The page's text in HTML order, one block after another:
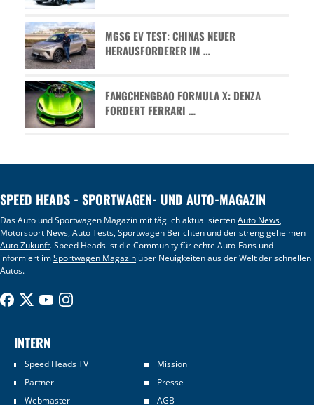
MGS6 EV TEST: CHINAS NEUER
HERAUSFORDERER IM …
FANGCHENGBAO FORMULA X: DENZA
FORDERT FERRARI …
SPEED HEADS - SPORTWAGEN- UND AUTO-MAGAZIN
Das Auto und Sportwagen Magazin mit täglich aktualisiertenAuto News,
Motorsport News,Auto Tests, Sportwagen Berichten und der streng geheimen
Auto Zukunft. Speed Heads ist die Community für echte Auto-Fans und
informiert imSportwagen Magazin über Neuigkeiten aus der Welt der schnellen
Autos.
INTERN
Speed Heads TV
Mission
Partner
Presse
Webmaster
AGB